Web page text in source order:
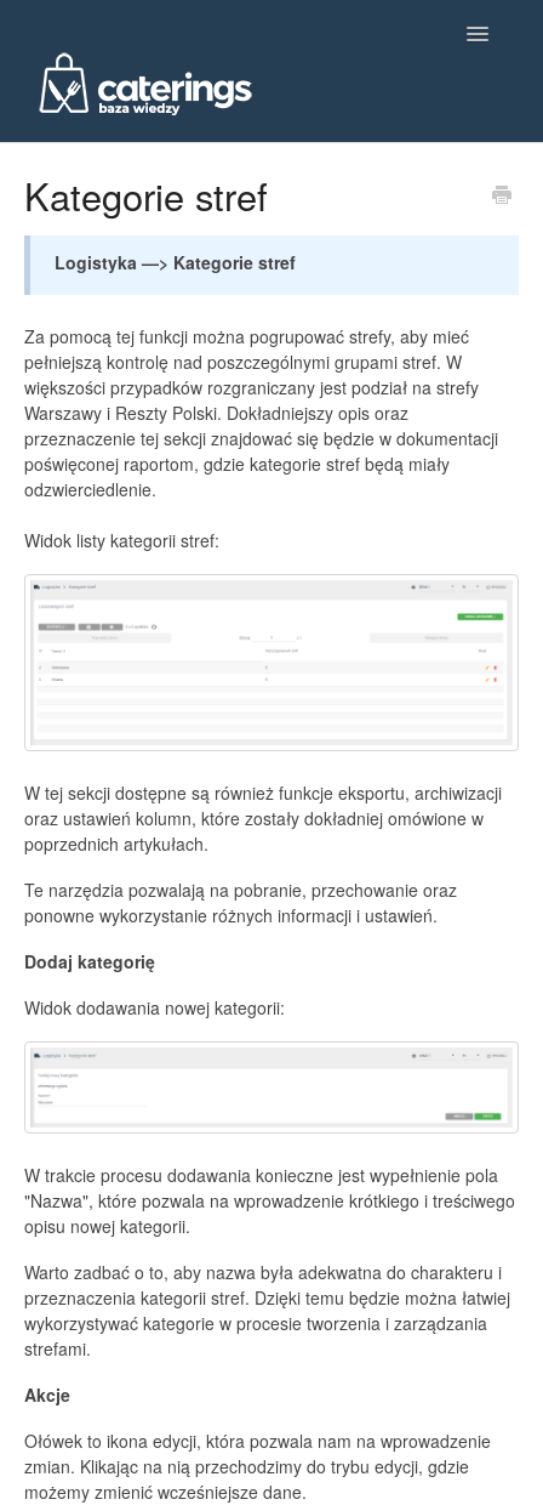
Toggle
Obsługa klienta i komunikacja
Analityka
Integracje
Kategorie stref
Logistyka —> Kategorie stref
Za pomocą tej funkcji można pogrupować strefy, aby mieć
pełniejszą kontrolę nad poszczególnymi grupami stref. W
większości przypadków rozgraniczany jest podział na strefy
Warszawy i Reszty Polski. Dokładniejszy opis oraz
przeznaczenie tej sekcji znajdować się będzie w dokumentacji
poświęconej raportom, gdzie kategorie stref będą miały
odzwierciedlenie.
Widok listy kategorii stref:
W tej sekcji dostępne są również funkcje eksportu, archiwizacji
oraz ustawień kolumn, które zostały dokładniej omówione w
poprzednich artykułach.
Te narzędzia pozwalają na pobranie, przechowanie oraz
ponowne wykorzystanie różnych informacji i ustawień.
Dodaj kategorię
Widok dodawania nowej kategorii:
W trakcie procesu dodawania konieczne jest wypełnienie pola
"Nazwa", które pozwala na wprowadzenie krótkiego i treściwego
opisu nowej kategorii.
Warto zadbać o to, aby nazwa była adekwatna do charakteru i
przeznaczenia kategorii stref. Dzięki temu będzie można łatwiej
wykorzystywać kategorie w procesie tworzenia i zarządzania
strefami.
Akcje
Ołówek to ikona edycji, która pozwala nam na wprowadzenie
zmian. Klikając na nią przechodzimy do trybu edycji, gdzie
możemy zmienić wcześniejsze dane.